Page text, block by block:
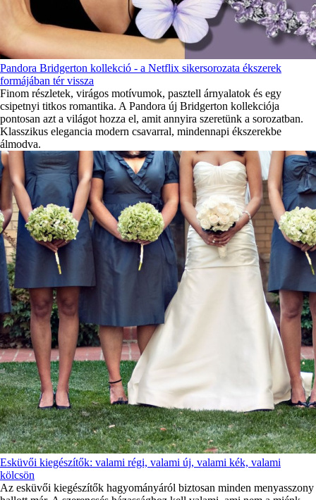
Pandora Bridgerton kollekció - a Netflix sikersorozata ékszerek
formájában tér vissza
Finom részletek, virágos motívumok, pasztell árnyalatok és egy
csipetnyi titkos romantika. A Pandora új Bridgerton kollekciója
pontosan azt a világot hozza el, amit annyira szeretünk a sorozatban.
Klasszikus elegancia modern csavarral, mindennapi ékszerekbe
álmodva.
Esküvői kiegészítők: valami régi, valami új, valami kék, valami
kölcsön
Az esküvői kiegészítők hagyományáról biztosan minden menyasszony